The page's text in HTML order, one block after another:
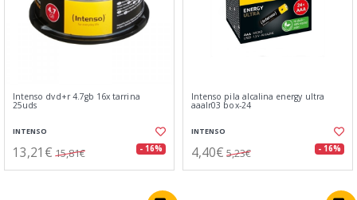
Intenso dvd+r 4.7gb 16x tarrina
25uds
INTENSO
13,21€ 15,81€ - 16%
Intenso pila alcalina energy ultra
aaalr03 box-24
INTENSO
4,40€ 5,23€ - 16%